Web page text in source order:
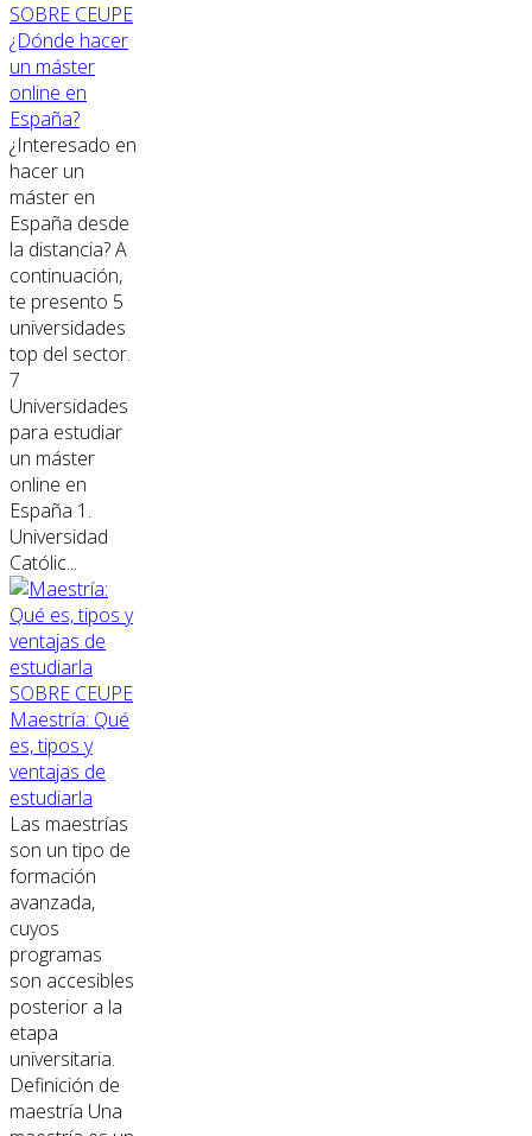
SOBRE CEUPE
¿Dónde hacer
un máster
online en
España?
¿Interesado en
hacer un
máster en
España desde
la distancia? A
continuación,
te presento 5
universidades
top del sector.
7
Universidades
para estudiar
un máster
online en
España 1.
Universidad
Católic...
SOBRE CEUPE
Maestría: Qué
es, tipos y
ventajas de
estudiarla
Las maestrías
son un tipo de
formación
avanzada,
cuyos
programas
son accesibles
posterior a la
etapa
universitaria.
Definición de
maestría Una